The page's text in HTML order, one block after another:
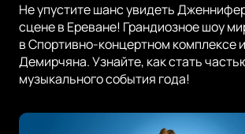
Не упустите шанс увидеть
сцене в Ереване! Грандиозное шоу
в Спортивно-концертном комплексе
Демирчяна. Узнайте, как стать
музыкального события года!